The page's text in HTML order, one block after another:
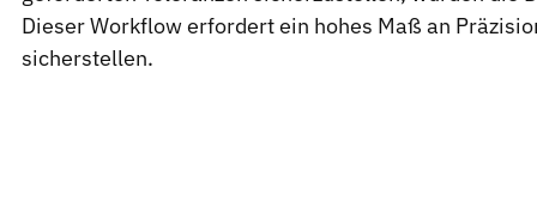
Dieser Workflow erfordert ein hohes Maß an
sicherstellen.